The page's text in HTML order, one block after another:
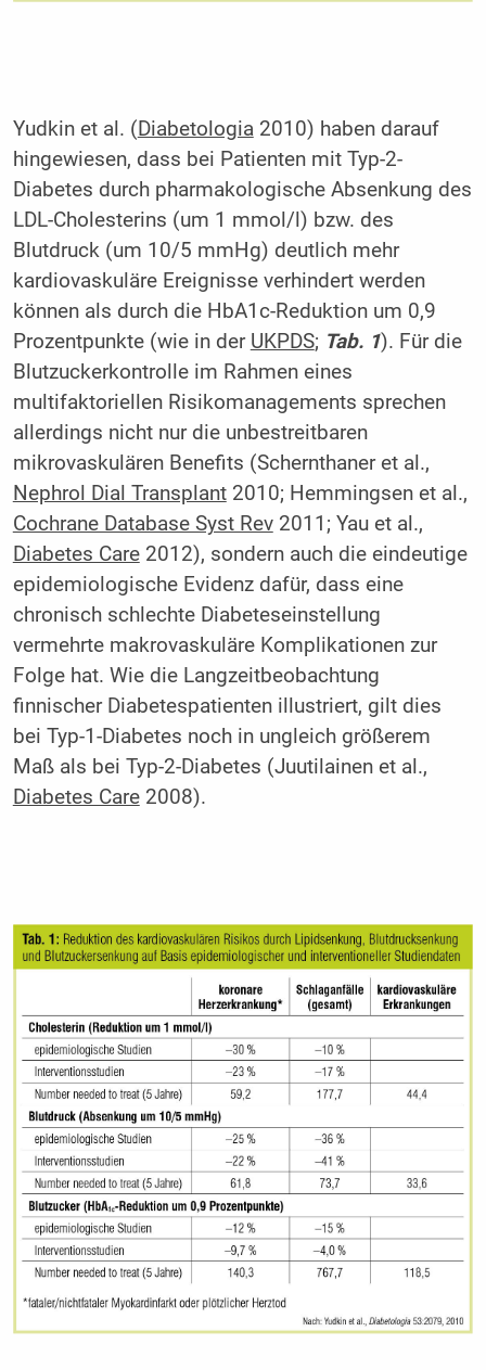
Yudkin et al. (Diabetologia2010) haben darauf
hingewiesen, dass bei Patienten mit Typ-2-
Diabetes durch pharmakologische Absenkung des
LDL-Cholesterins (um 1 mmol/l) bzw. des
Blutdruck (um 10/5 mmHg) deutlich mehr
kardiovaskuläre Ereignisse verhindert werden
können als durch die HbA1c-Reduktion um 0,9
Prozentpunkte (wie in der UKPDS; Tab. 1). Für die
Blutzuckerkontrolle im Rahmen eines
multifaktoriellen Risikomanagements sprechen
allerdings nicht nur die unbestreitbaren
mikrovaskulären Benefits (Schernthaner et al.,
Nephrol Dial Transplant2010; Hemmingsen et al.,
Cochrane Database Syst Rev2011; Yau et al.,
Diabetes Care2012), sondern auch die eindeutige
epidemiologische Evidenz dafür, dass eine
chronisch schlechte Diabeteseinstellung
vermehrte makrovaskuläre Komplikationen zur
Folge hat. Wie die Langzeitbeobachtung
finnischer Diabetespatienten illustriert, gilt dies
bei Typ-1-Diabetes noch in ungleich größerem
Maß als bei Typ-2-Diabetes (Juutilainen et al.,
Diabetes Care2008).